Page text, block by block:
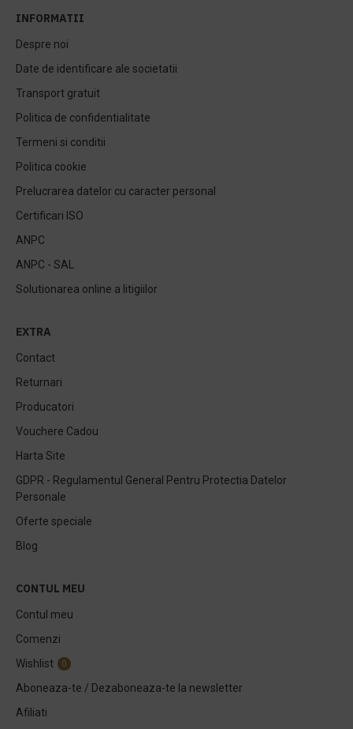
INFORMATII
Despre noi
Date de identificare ale societatii
Transport gratuit
Politica de confidentialitate
Termeni si conditii
Politica cookie
Prelucrarea datelor cu caracter personal
Certificari ISO
ANPC
ANPC - SAL
Solutionarea online a litigiilor
EXTRA
Contact
Returnari
Producatori
Vouchere Cadou
Harta Site
GDPR - Regulamentul General Pentru Protectia Datelor
Personale
Oferte speciale
Blog
CONTUL MEU
Contul meu
Comenzi
Wishlist
0
Aboneaza-te / Dezaboneaza-te la newsletter
Afiliati